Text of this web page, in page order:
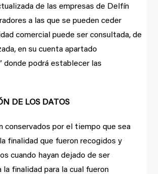
de las empresas de Delfín
a las que se pueden ceder
comercial puede ser consultada, de
en su cuenta apartado
donde podrá establecer las
DE LOS DATOS
conservados por el tiempo que sea
finalidad que fueron recogidos y
cuando hayan dejado de ser
la finalidad para la cual fueron